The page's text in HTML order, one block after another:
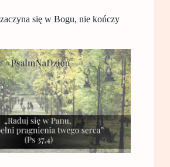
się w Bogu, nie kończy